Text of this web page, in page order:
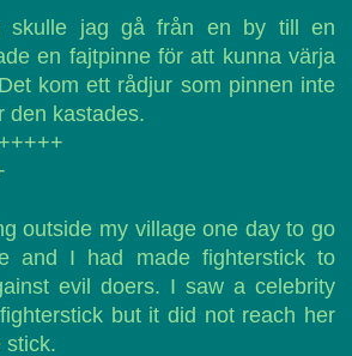
skulle jag gå från en by till en
en fajtpinne för att kunna värja
kom ett rådjur som pinnen inte
den kastades.
outside my village one day to go
and I had made fighterstick to
evil doers. I saw a celebrity
but it did not reach her
stick.